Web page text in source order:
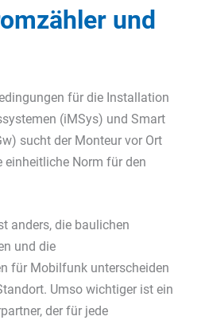
und
für die Installation
(iMSys) und Smart
sucht der Monteur vor Ort
einheitliche Norm für den
anders, die baulichen
und die
für Mobilfunk unterscheiden
Umso wichtiger ist ein
der für jede